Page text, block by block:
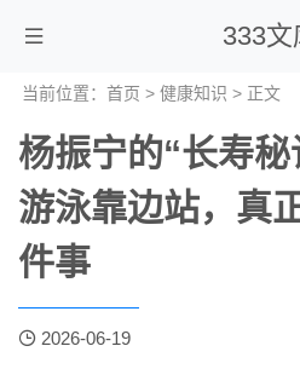
333文
当前位置： 首页 > 健康知识 > 正文
杨振宁的“长寿秘
游泳靠边站，真
件事
2026-06-19